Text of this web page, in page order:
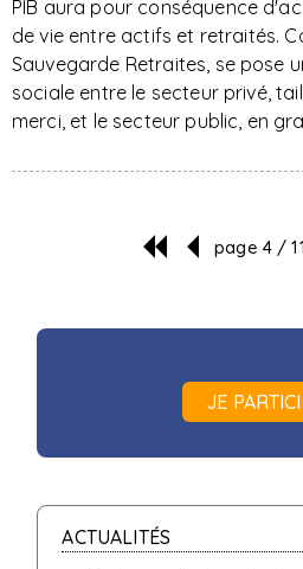
PIB aura pour conséquence
de vie entre actifs et retraités.
Sauvegarde Retraites, se pose
sociale entre le secteur privé,
merci, et le secteur public, en
page 4 /
JE
ACTUALITÉS